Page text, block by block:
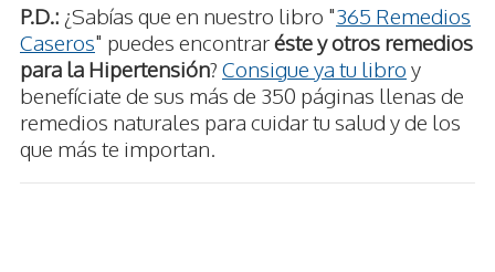
P.D.: ¿Sabías que en nuestro libro "365 Remedios
Caseros" puedes encontraréste y otros remedios
para la Hipertensión? Consigue ya tu libro y
benefíciate de sus más de 350 páginas llenas de
remedios naturales para cuidar tu salud y de los
que más te importan.